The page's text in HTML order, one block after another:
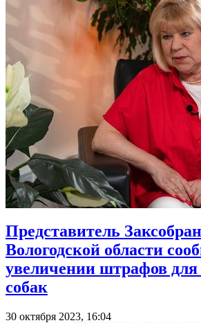
Представитель
Вологодской области
увеличении штрафов для
собак
30 октября 2023, 16:04